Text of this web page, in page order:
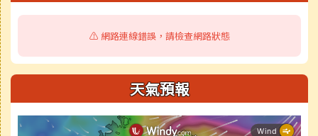
⚠️ 網路連線錯誤，請檢查網路狀態
天氣預報